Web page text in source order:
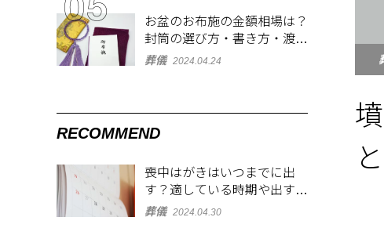
お盆のお布施の金額相場は？
封筒の選び方・書き方・渡し
方も解説
葬儀 2024.04.24
RECOMMEND
喪中はがきはいつまでに出
す？適している時期や出す範
囲を解説！
葬儀 2024.04.30